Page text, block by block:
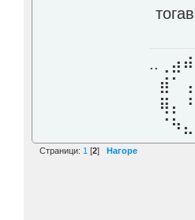
Страници: 1 [2] Нагоре